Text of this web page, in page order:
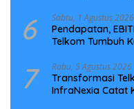
6 Sabtu, 1 Agustus 2026
Pendapatan,
Telkom Tumbuh
7 Rabu, 5 Agustus 2026
Transformasi
InfraNexia Catat